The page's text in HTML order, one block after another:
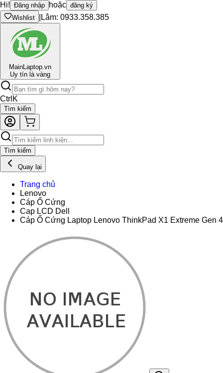
Hi! Đăng nhập hoặc đăng ký
Wishlist
Lâm: 0933.358.385
MainLaptop.vn
Uy tín là vàng
Ctrl K
Tìm kiếm
Tìm kiếm
Quay lại
Trang chủ
Lenovo
Cáp Ổ Cứng
Cap LCD Dell
Cáp Ổ Cứng Laptop Lenovo ThinkPad X1 Extreme Gen 4